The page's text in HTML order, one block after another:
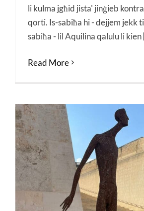
li kulma jgħid jista' jinġieb
qorti. Is-sabiħa hi - dejjem jekk
sabiħa - lil Aquilina qalulu li kien
Read More